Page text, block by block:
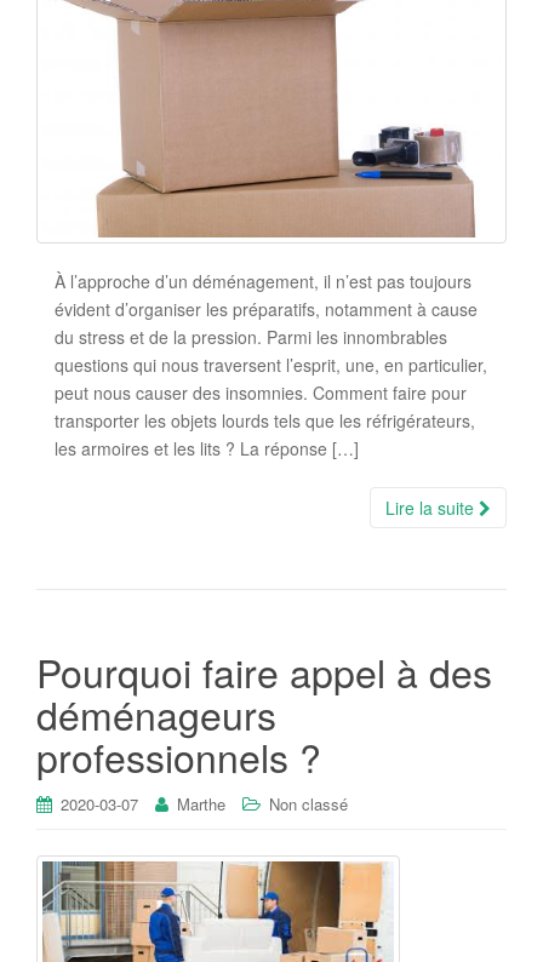
À l’approche d’un déménagement, il n’est pas toujours
évident d’organiser les préparatifs, notamment à cause
du stress et de la pression. Parmi les innombrables
questions qui nous traversent l’esprit, une, en particulier,
peut nous causer des insomnies. Comment faire pour
transporter les objets lourds tels que les réfrigérateurs,
les armoires et les lits ? La réponse […]
Lire la suite
Pourquoi faire appel à des
déménageurs
professionnels ?
2020-03-07 Marthe Non classé